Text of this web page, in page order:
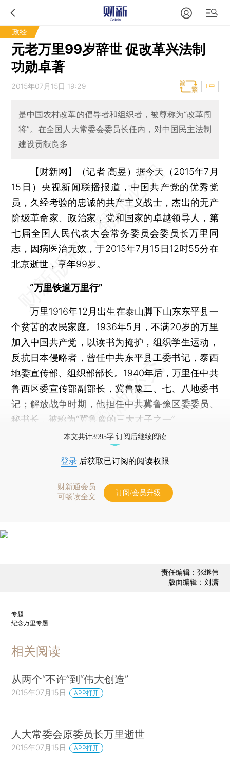
政经
元老万里99岁辞世 促改革兴法制
功勋卓著
2015年07月15日 19:29 T中
是中国农村改革的倡导者和组织者，被尊称为“改革闯
将”。在全国人大常委会委员长任内，对中国民主法制
建设贡献良多
【财新网】（记者高昱 ） 据今天（2015年7月
15日）央视新闻联播报道，中国共产党的优秀党
员，久经考验的忠诚的共产主义战士，杰出的无产
阶级革命家、政治家，党和国家的卓越领导人，第
七届全国人民代表大会常务委员会委员长万里 同
志，因病医治无效，于2015年7月15日12时55分在
北京逝世，享年99岁。
“万里铁道万里行”
万里1916年12月出生在泰山脚下山东东平县一
个贫苦的农民家庭。1936年5月，不满20岁的万里
加入中国共产党，以读书为掩护，组织学生运动，
反抗日本侵略者，曾任中共东平县工委书记，泰西
地委宣传部、组织部部长。1940年后，万里任中共
鲁西区委宣传部副部长，冀鲁豫二、七、八地委书
记；解放战争时期，他担任中共冀鲁豫区委委员、
秘书长，被称为“冀鲁豫的三大才子之一”。
本文共计3995字 订阅后继续阅读
登录 后获取已订阅的阅读权限
财新通会员
可畅读全文
订阅/会员升级
责任编辑：张继伟
版面编辑：刘潇
专题
纪念万里专题
相关阅读
从两个“不许”到“伟大创造”
2015年07月15日 APP打开
人大常委会原委员长万里逝世
2015年07月15日 APP打开